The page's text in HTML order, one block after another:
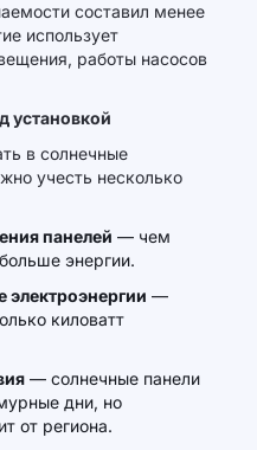
составил менее
использует
работы насосов
установкой
в солнечные
учесть несколько
панелей — чем
энергии.
электроэнергии —
киловатт
— солнечные панели
дни, но
от региона.